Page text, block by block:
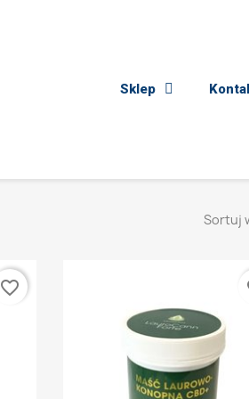
Sklep
Sortuj
favorite_border